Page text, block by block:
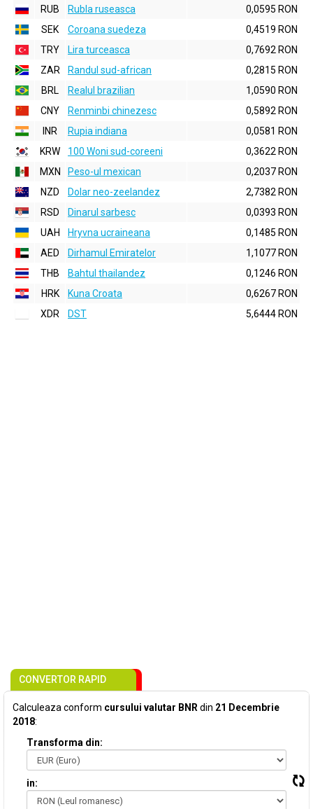
RUB
Rubla ruseasca
0,0595 RON
SEK
Coroana suedeza
0,4519 RON
TRY
Lira turceasca
0,7692 RON
ZAR
Randul sud-african
0,2815 RON
BRL
Realul brazilian
1,0590 RON
CNY
Renminbi chinezesc
0,5892 RON
INR
Rupia indiana
0,0581 RON
KRW
100 Woni sud-coreeni
0,3622 RON
MXN
Peso-ul mexican
0,2037 RON
NZD
Dolar neo-zeelandez
2,7382 RON
RSD
Dinarul sarbesc
0,0393 RON
UAH
Hryvna ucraineana
0,1485 RON
AED
Dirhamul Emiratelor
1,1077 RON
THB
Bahtul thailandez
0,1246 RON
HRK
Kuna Croata
0,6267 RON
XDR
DST 5,6444 RON
CONVERTOR RAPID
Calculeaza conform cursului valutar BNR din 21 Decembrie
2018:
Transforma din:
in: